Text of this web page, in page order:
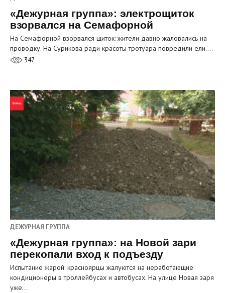
«Дежурная группа»: электрощиток
взорвался на Семафорной
На Семафорной взорвался щиток: жители давно жаловались на
проводку. На Сурикова ради красоты тротуара повредили ели.…
347
ДЕЖУРНАЯ ГРУППА
«Дежурная группа»: на Новой зари
перекопали вход к подъезду
Испытание жарой: красноярцы жалуются на неработающие
кондиционеры в троллейбусах и автобусах. На улице Новая заря
уже…